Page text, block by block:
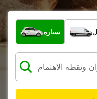
ما نوع المركبة؟
سيارة